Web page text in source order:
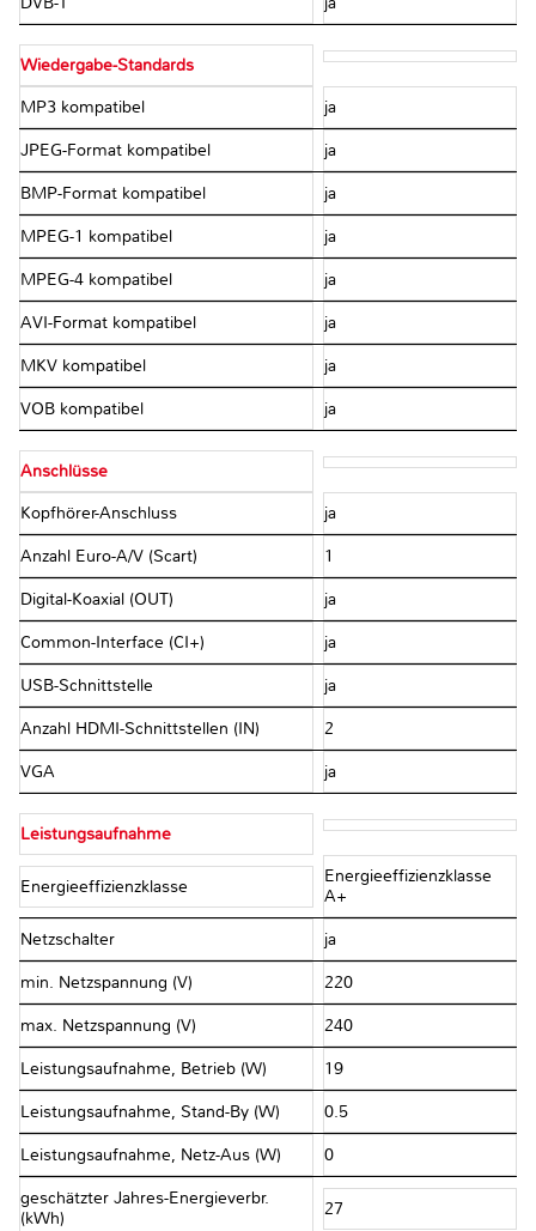
Wiedergabe-Standards
MP3 kompatibel ja
JPEG-Format kompatibel ja
BMP-Format kompatibel ja
MPEG-1 kompatibel ja
MPEG-4 kompatibel ja
AVI-Format kompatibel ja
MKV kompatibel ja
VOB kompatibel ja
Anschlüsse
Kopfhörer-Anschluss ja
Anzahl Euro-A/V (Scart) 1
Digital-Koaxial (OUT) ja
Common-Interface (CI+) ja
USB-Schnittstelle ja
Anzahl HDMI-Schnittstellen (IN) 2
VGA ja
Leistungsaufnahme
Energieeffizienzklasse
Energieeffizienzklasse
A+
Netzschalter ja
min. Netzspannung (V) 220
max. Netzspannung (V) 240
Leistungsaufnahme, Betrieb (W) 19
Leistungsaufnahme, Stand-By (W) 0.5
Leistungsaufnahme, Netz-Aus (W) 0
geschätzter Jahres-Energieverbr.
(kWh)
27